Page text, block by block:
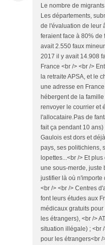
Le nombre de
Les départements,
de l'évaluation de leur
feraient face à 80% de
avait 2.550 faux
2017 il y avait 14.908
France <br /> <br />
la retraite APSA, et le
une adresse en
hébergent de la
renvoyer le courrier et
l'allocataire.Pas de
fait ça pendant 10
Gaulois est dors et
pays, ses politichiens,
lopettes...<br /> Et
une sous-merde, juste
justifier là où
<br /> <br /> Centres
font leurs études aux
médicaux gratuits pour
les étrangers), <br />
situation illégale) ; <br
pour les étrangers<br /